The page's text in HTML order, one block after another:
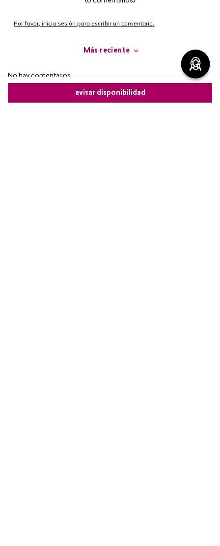
avisar disponibilidad
Por favor, inicia sesión para escribir un comentario.
Más reciente
No hay comentarios.